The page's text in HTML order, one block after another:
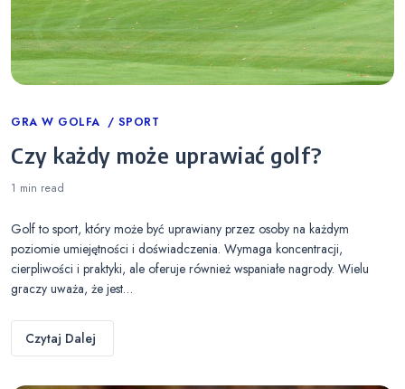
Categories
GRA W GOLFA SPORT
Czy każdy może uprawiać golf?
1 min read
Golf to sport, który może być uprawiany przez osoby na każdym
poziomie umiejętności i doświadczenia. Wymaga koncentracji,
cierpliwości i praktyki, ale oferuje również wspaniałe nagrody. Wielu
graczy uważa, że jest…
Czytaj Dalej